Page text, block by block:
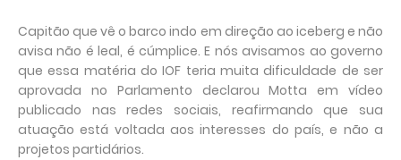
Capitão que vê o barco indo em direção ao iceberg e não
avisa não é leal, é cúmplice. E nós avisamos ao governo
que essa matéria do IOF teria muita dificuldade de ser
aprovada no Parlamento declarou Motta em vídeo
publicado nas redes sociais, reafirmando que sua
atuação está voltada aos interesses do país, e não a
projetos partidários.